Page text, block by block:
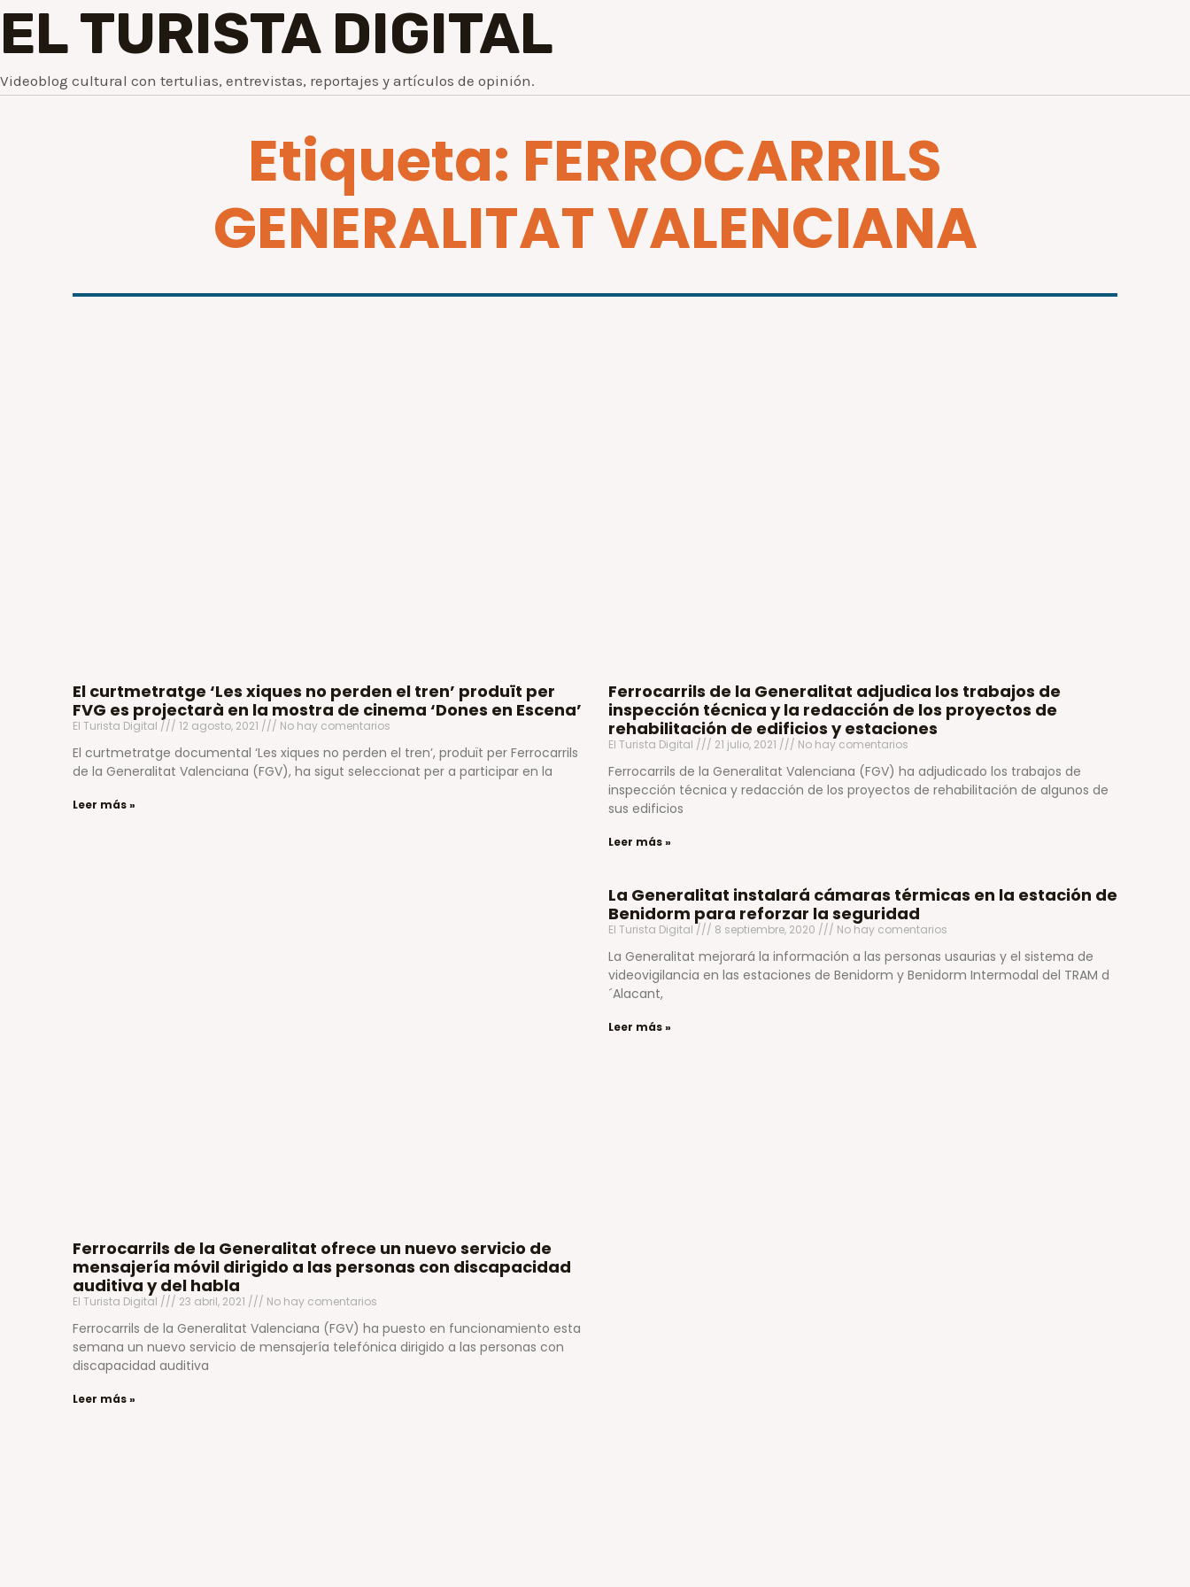
EL TURISTA DIGITAL
Videoblog cultural con tertulias, entrevistas, reportajes y artículos de opinión.
Etiqueta: FERROCARRILS
GENERALITAT VALENCIANA
El curtmetratge ‘Les xiques no perden el tren’ produït per
FVG es projectarà en la mostra de cinema ‘Dones en Escena’
El Turista Digital 12 agosto, 2021 No hay comentarios
El curtmetratge documental ‘Les xiques no perden el tren’, produït per Ferrocarrils
de la Generalitat Valenciana (FGV), ha sigut seleccionat per a participar en la
Leer más »
Ferrocarrils de la Generalitat adjudica los trabajos de
inspección técnica y la redacción de los proyectos de
rehabilitación de edificios y estaciones
El Turista Digital 21 julio, 2021 No hay comentarios
Ferrocarrils de la Generalitat Valenciana (FGV) ha adjudicado los trabajos de
inspección técnica y redacción de los proyectos de rehabilitación de algunos de
sus edificios
Leer más »
Ferrocarrils de la Generalitat ofrece un nuevo servicio de
mensajería móvil dirigido a las personas con discapacidad
auditiva y del habla
El Turista Digital 23 abril, 2021 No hay comentarios
Ferrocarrils de la Generalitat Valenciana (FGV) ha puesto en funcionamiento esta
semana un nuevo servicio de mensajería telefónica dirigido a las personas con
discapacidad auditiva
Leer más »
La Generalitat instalará cámaras térmicas en la estación de
Benidorm para reforzar la seguridad
El Turista Digital 8 septiembre, 2020 No hay comentarios
La Generalitat mejorará la información a las personas usaurias y el sistema de
videovigilancia en las estaciones de Benidorm y Benidorm Intermodal del TRAM d
´Alacant,
Leer más »